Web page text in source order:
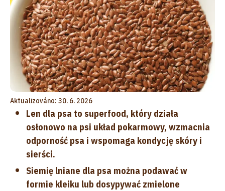
Aktualizováno: 30. 6. 2026
Len dla psa to superfood, który działa
osłonowo na psi układ pokarmowy, wzmacnia
odporność psa i wspomaga kondycję skóry i
sierści.
Siemię lniane dla psa można podawać w
formie kleiku lub dosypywać zmielone